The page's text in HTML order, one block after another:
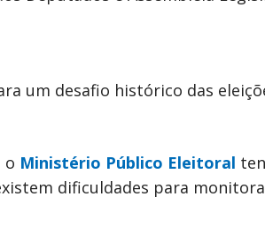
um desafio histórico das
o Ministério Público Eleitoral
dificuldades para